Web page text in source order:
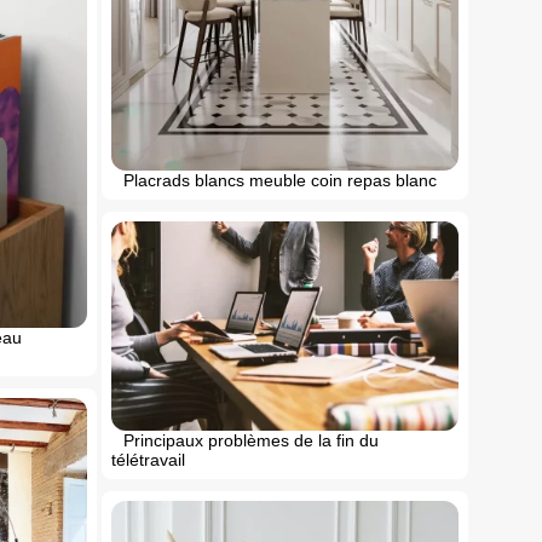
Placrads blancs meuble coin repas blanc
Principaux problèmes de la fin du
télétravail